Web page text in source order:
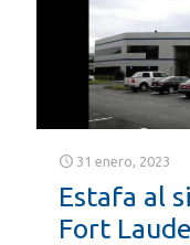
31 enero, 2023
Estafa al
Fort